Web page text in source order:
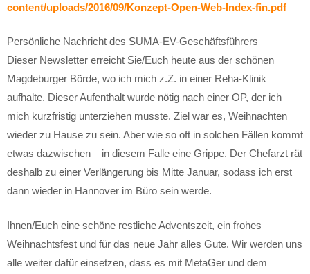
content/uploads/2016/09/Konzept-Open-Web-Index-fin.pdf
Persönliche Nachricht des SUMA-EV-Geschäftsführers
Dieser Newsletter erreicht Sie/Euch heute aus der schönen
Magdeburger Börde, wo ich mich z.Z. in einer Reha-Klinik
aufhalte. Dieser Aufenthalt wurde nötig nach einer OP, der ich
mich kurzfristig unterziehen musste. Ziel war es, Weihnachten
wieder zu Hause zu sein. Aber wie so oft in solchen Fällen kommt
etwas dazwischen – in diesem Falle eine Grippe. Der Chefarzt rät
deshalb zu einer Verlängerung bis Mitte Januar, sodass ich erst
dann wieder in Hannover im Büro sein werde.
Ihnen/Euch eine schöne restliche Adventszeit, ein frohes
Weihnachtsfest und für das neue Jahr alles Gute. Wir werden uns
alle weiter dafür einsetzen, dass es mit MetaGer und dem